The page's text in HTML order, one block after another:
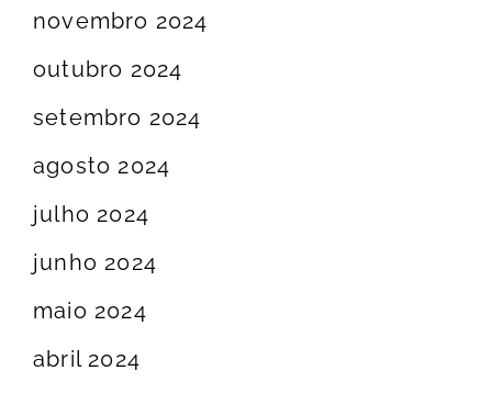
novembro 2024
outubro 2024
setembro 2024
agosto 2024
julho 2024
junho 2024
maio 2024
abril 2024